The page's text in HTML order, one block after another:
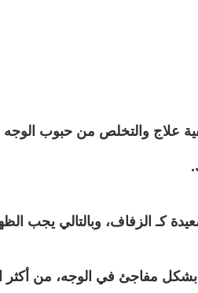
علاج والتخلص من حبوب
كـ الزفاف، وبالتالي يجب
بشكل مفاجئ في الوجه، من أكثر